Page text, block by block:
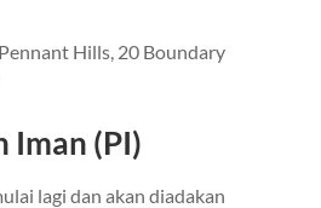
Hills, 20 Boundary
Iman (PI)
lagi dan akan diadakan